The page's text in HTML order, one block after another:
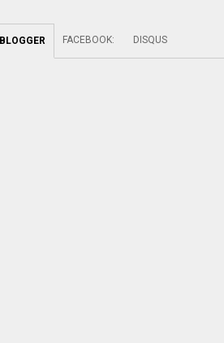
BLOGGER FACEBOOK: DISQUS